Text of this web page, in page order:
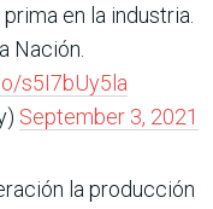
en la industria.
Nación.
s5I7bUy5la
September 3, 2021
la producción